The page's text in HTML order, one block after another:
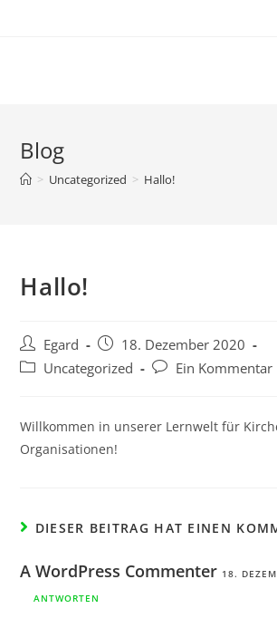
Blog
> Uncategorized > Hallo!
Hallo!
Beitrags-
Autor:
Egard
Beitrag
veröffentlicht:
18. Dezember 2020
Beitrags-
Uncategorized
Beitrags-
Ein Kommentar
Willkommen in unserer Lernwelt für
Organisationen!
DIESER BEITRAG HAT EINEN
A WordPress Commenter 18.
ANTWORTEN